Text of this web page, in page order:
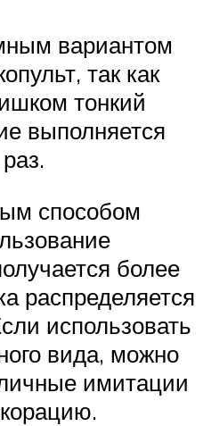
вариантом
так как
тонкий
выполняется
способом
более
распределяется
использовать
вида, можно
имитации